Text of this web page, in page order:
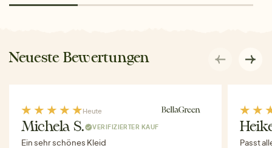
Neueste Bewertungen
Heute
Michela S. VERIFIZIERTER KAUF
Ein sehr schönes Kleid Passt